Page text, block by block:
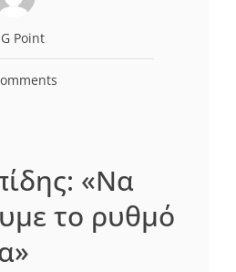
Point
«Να
το ρυθμό